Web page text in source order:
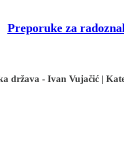
Preporuke za
država - Ivan Vujačić |